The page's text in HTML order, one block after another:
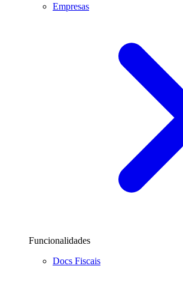
Empresas
Funcionalidades
Docs Fiscais